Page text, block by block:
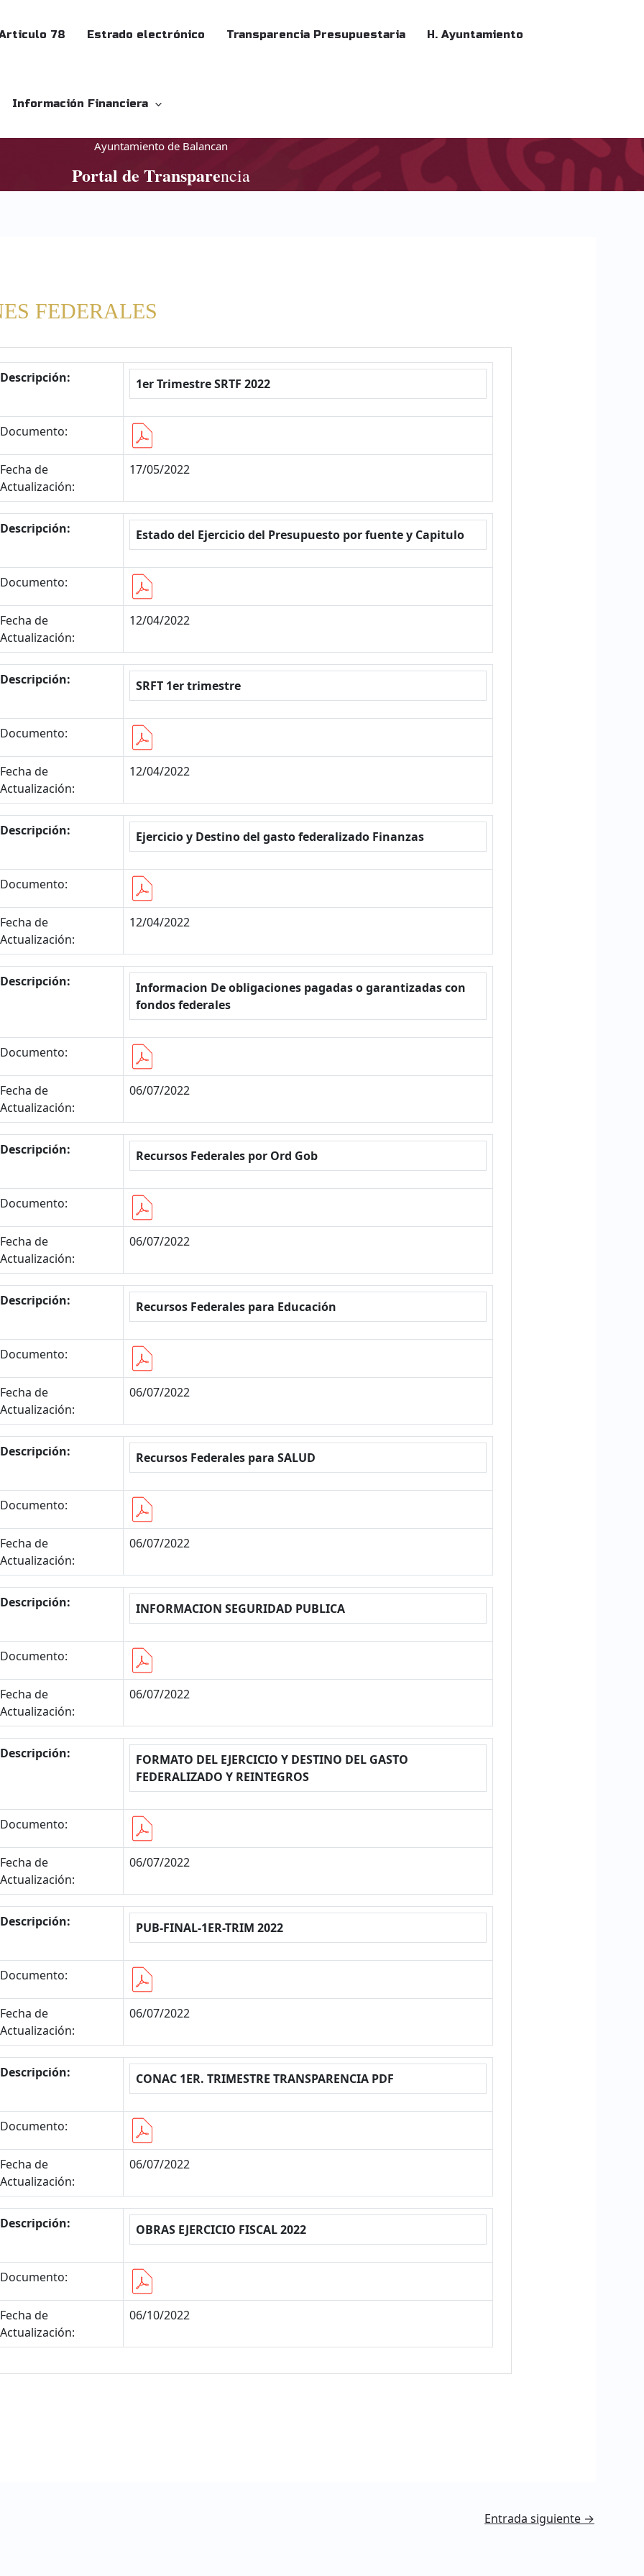
78 Estrado electrónico Transparencia Presupuestaria H. Ayuntamiento
Información Financiera
Ayuntamiento de Balancan
Portal de Transparencia
FEDERALES
Descripción: 1er Trimestre SRTF 2022
Documento:
Fecha de
Actualización:
17/05/2022
Descripción: Estado del Ejercicio del Presupuesto por fuente y Capitulo
Documento:
Fecha de
Actualización:
12/04/2022
Descripción: SRFT 1er trimestre
Documento:
Fecha de
Actualización:
12/04/2022
Descripción: Ejercicio y Destino del gasto federalizado Finanzas
Documento:
Fecha de
Actualización:
12/04/2022
Descripción:
Informacion De obligaciones pagadas o garantizadas con
fondos federales
Documento:
Fecha de
Actualización:
06/07/2022
Descripción: Recursos Federales por Ord Gob
Documento:
Fecha de
Actualización:
06/07/2022
Descripción: Recursos Federales para Educación
Documento:
Fecha de
Actualización:
06/07/2022
Descripción: Recursos Federales para SALUD
Documento:
Fecha de
Actualización:
06/07/2022
Descripción: INFORMACION SEGURIDAD PUBLICA
Documento:
Fecha de
Actualización:
06/07/2022
Descripción:
FORMATO DEL EJERCICIO Y DESTINO DEL GASTO
FEDERALIZADO Y REINTEGROS
Documento:
Fecha de
Actualización:
06/07/2022
Descripción: PUB-FINAL-1ER-TRIM 2022
Documento:
Fecha de
Actualización:
06/07/2022
Descripción: CONAC 1ER. TRIMESTRE TRANSPARENCIA PDF
Documento:
Fecha de
Actualización:
06/07/2022
Descripción: OBRAS EJERCICIO FISCAL 2022
Documento:
Fecha de
Actualización:
06/10/2022
Entrada siguiente →